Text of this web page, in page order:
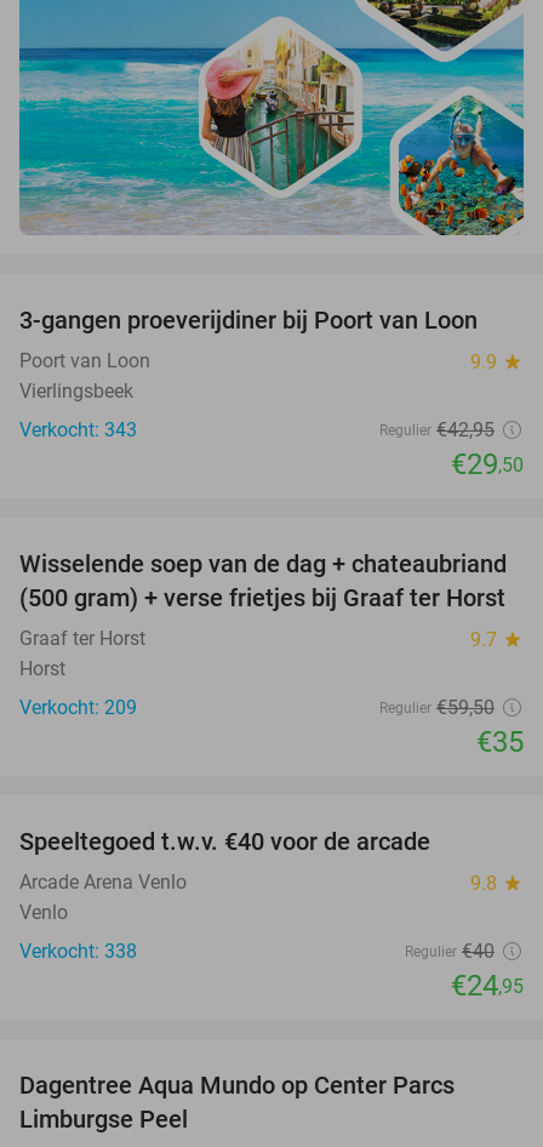
31%
3-gangen proeverijdiner bij Poort van Loon
Poort van Loon 9.9 star
Vierlingsbeek
Verkocht: 343
Regulier €42,95
€29,50
41%
Wisselende soep van de dag + chateaubriand
(500 gram) + verse frietjes bij Graaf ter Horst
Graaf ter Horst 9.7 star
Horst
Verkocht: 209
Regulier €59,50
€35
Speeltegoed t.w.v. €40 voor de arcade
Arcade Arena Venlo 9.8 star
Venlo
Verkocht: 338
Regulier €40
€24,95
Dagentree Aqua Mundo op Center Parcs
Limburgse Peel